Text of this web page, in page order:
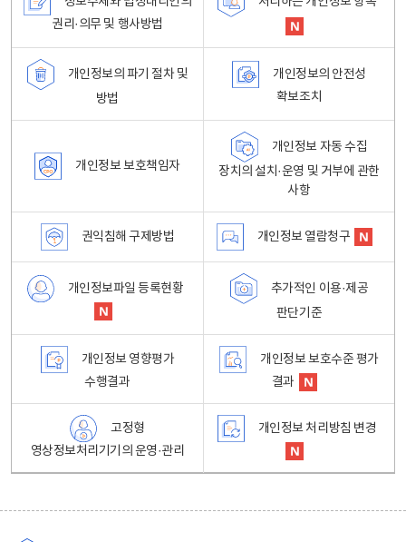
권리·의무 및 행사방법
개인정보의 파기 절차 및
방법
개인정보의 안전성
확보조치
개인정보 보호책임자
개인정보 자동 수집
장치의 설치·운영 및 거부에 관한
사항
권익침해 구제방법 개인정보 열람청구
개인정보파일 등록현황
추가적인 이용·제공
판단기준
개인정보 영향평가
수행결과
개인정보 보호수준 평가
결과
고정형
영상정보처리기기의 운영·관리
개인정보 처리방침 변경